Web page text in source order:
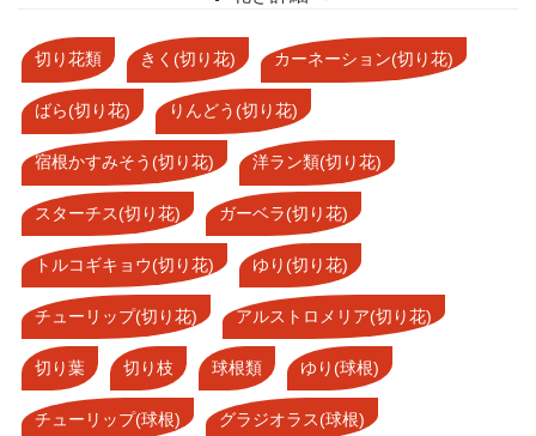
切り花類 きく(切り花) カーネーション(切り花)
ばら(切り花) りんどう(切り花)
宿根かすみそう(切り花) 洋ラン類(切り花)
スターチス(切り花) ガーベラ(切り花)
トルコギキョウ(切り花) ゆり(切り花)
チューリップ(切り花) アルストロメリア(切り花)
切り葉 切り枝 球根類 ゆり(球根)
チューリップ(球根) グラジオラス(球根)